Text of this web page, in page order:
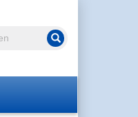
Suche starten